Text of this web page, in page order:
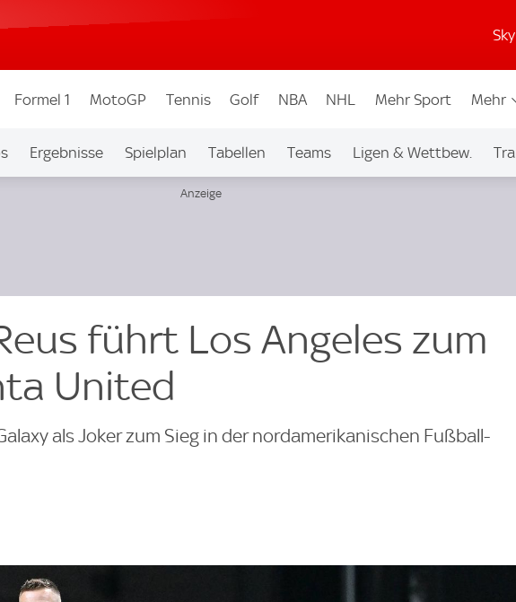
Formel 1 MotoGP Tennis Golf NBA NHL Mehr Sport Mehr
Ergebnisse Spielplan Tabellen Teams Ligen & Wettbew.
führt Los Angeles zum
United
als Joker zum Sieg in der nordamerikanischen Fußball-